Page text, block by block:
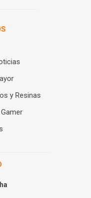
y Resinas